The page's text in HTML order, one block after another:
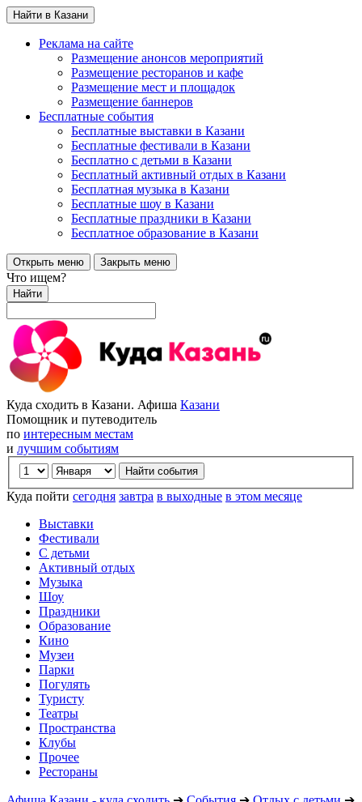
Найти в Казани
Реклама на сайте
Размещение анонсов мероприятий
Размещение ресторанов и кафе
Размещение мест и площадок
Размещение баннеров
Бесплатные события
Бесплатные выставки в Казани
Бесплатные фестивали в Казани
Бесплатно с детьми в Казани
Бесплатный активный отдых в Казани
Бесплатная музыка в Казани
Бесплатные шоу в Казани
Бесплатные праздники в Казани
Бесплатное образование в Казани
Открыть меню Закрыть меню
Что ищем?
Найти
Куда сходить в Казани. Афиша Казани
Помощник и путеводитель
по интересным местам
и лучшим событиям
Куда пойти сегодня завтра в выходные в этом месяце
Выставки
Фестивали
С детьми
Активный отдых
Музыка
Шоу
Праздники
Образование
Кино
Музеи
Парки
Погулять
Туристу
Театры
Пространства
Клубы
Прочее
Рестораны